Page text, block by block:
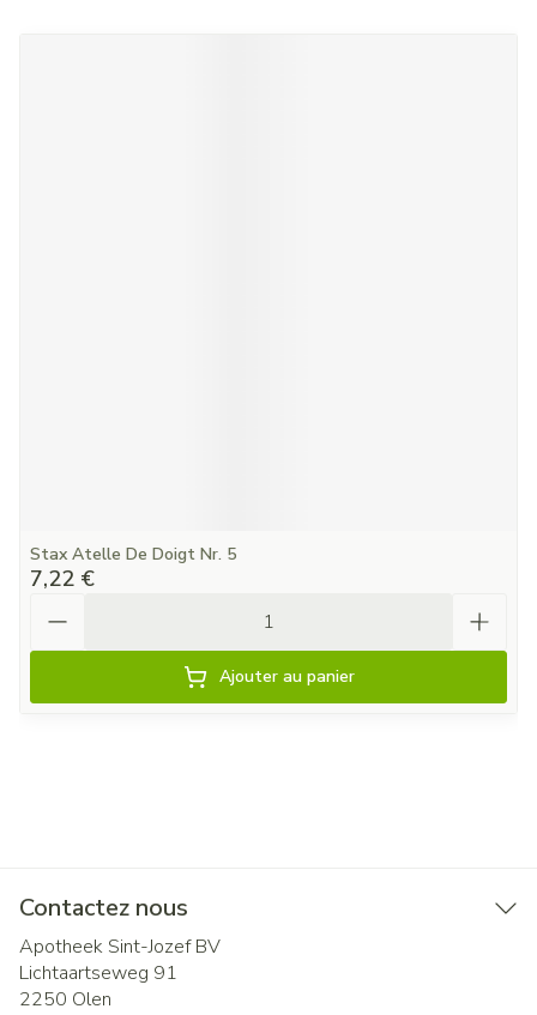
Stax Atelle De Doigt Nr. 5
7,22 €
Ajouter au panier
Contactez nous
Apotheek Sint-Jozef BV
Lichtaartseweg 91
2250 Olen